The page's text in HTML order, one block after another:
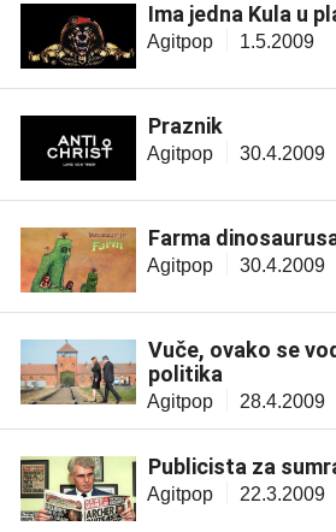
Ima jedna Kula u
Agitpop 1.5.2009
Praznik
Agitpop 30.4.2009
Farma
Agitpop 30.4.2009
Vuče, ovako se
politika
Agitpop 28.4.2009
Publicista za
Agitpop 22.3.2009